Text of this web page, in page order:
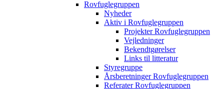
Rovfuglegruppen
Nyheder
Aktiv i Rovfuglegruppen
Projekter Rovfuglegruppen
Vejledninger
Bekendtgørelser
Links til litteratur
Styregruppe
Årsberetninger Rovfuglegruppen
Referater Rovfuglegruppen